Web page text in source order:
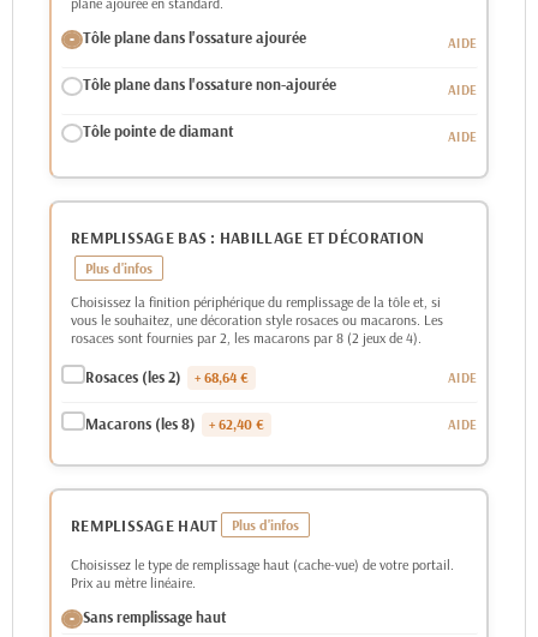
Tôle plane dans l'ossature ajourée
Tôle plane dans l'ossature non-ajourée
Tôle pointe de diamant
REMPLISSAGE BAS : HABILLAGE ET DÉCORATION
Choisissez la finition périphérique du remplissage de la tôle et, si
vous le souhaitez, une décoration style rosaces ou macarons. Les
rosaces sont fournies par 2, les macarons par 8 (2 jeux de 4).
Rosaces (les 2) + 68,64 €
Macarons (les 8) + 62,40 €
REMPLISSAGE HAUT
Choisissez le type de remplissage haut (cache-vue) de votre portail.
Prix au mètre linéaire.
Sans remplissage haut